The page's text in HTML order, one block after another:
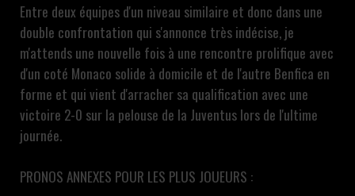
Entre deux équipes d'un niveau similaire et donc dans une
double confrontation qui s'annonce très indécise, je
m'attends une nouvelle fois à une rencontre prolifique avec
d'un coté Monaco solide à domicile et de l'autre Benfica en
forme et qui vient d'arracher sa qualification avec une
victoire 2-0 sur la pelouse de la Juventus lors de l'ultime
journée.
PRONOS ANNEXES POUR LES PLUS JOUEURS :